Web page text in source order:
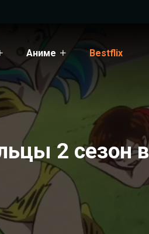
Аниме Bestflix
2 сезон